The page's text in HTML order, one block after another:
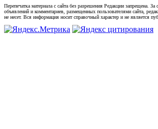
Перепечатка материала с сайта без разрешения Редакции запрещена. За
объявлений и комментариев, размещенных пользователями сайта,
не несет. Вся информация носит справочный характер и не является